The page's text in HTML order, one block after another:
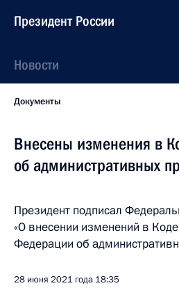
Президент России
Новости
Документы
Внесены изменения в
об административных
Президент подписал
«О внесении изменений в
Федерации об
28 июня 2021 года 18:35